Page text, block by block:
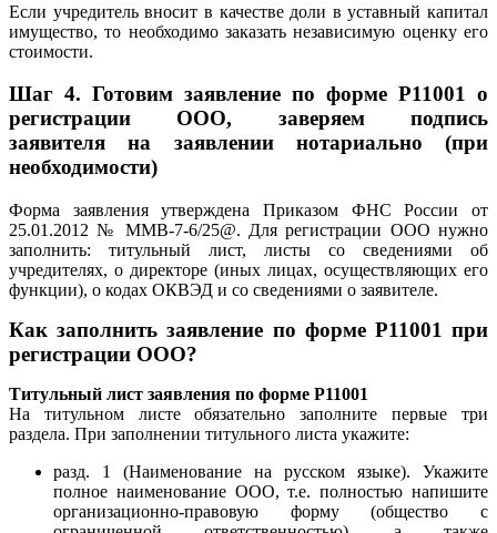
Если учредитель вносит в качестве доли в уставный капитал
имущество, то необходимо заказать независимую оценку его
стоимости.
Шаг 4. Готовим заявление по форме Р11001 о
регистрации ООО, заверяем подпись
заявителя на заявлении нотариально (при
необходимости)
Форма заявления утверждена Приказом ФНС России от
25.01.2012 № ММВ-7-6/25@. Для регистрации ООО нужно
заполнить: титульный лист, листы со сведениями об
учредителях, о директоре (иных лицах, осуществляющих его
функции), о кодах ОКВЭД и со сведениями о заявителе.
Как заполнить заявление по форме Р11001 при
регистрации ООО?
Титульный лист заявления по форме Р11001
На титульном листе обязательно заполните первые три
раздела. При заполнении титульного листа укажите:
разд. 1 (Наименование на русском языке). Укажите
полное наименование ООО, т.е. полностью напишите
организационно-правовую форму (общество с